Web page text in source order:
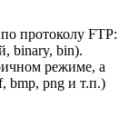
протоколу FTP:
binary, bin).
режиме, а
bmp, png и т.п.)